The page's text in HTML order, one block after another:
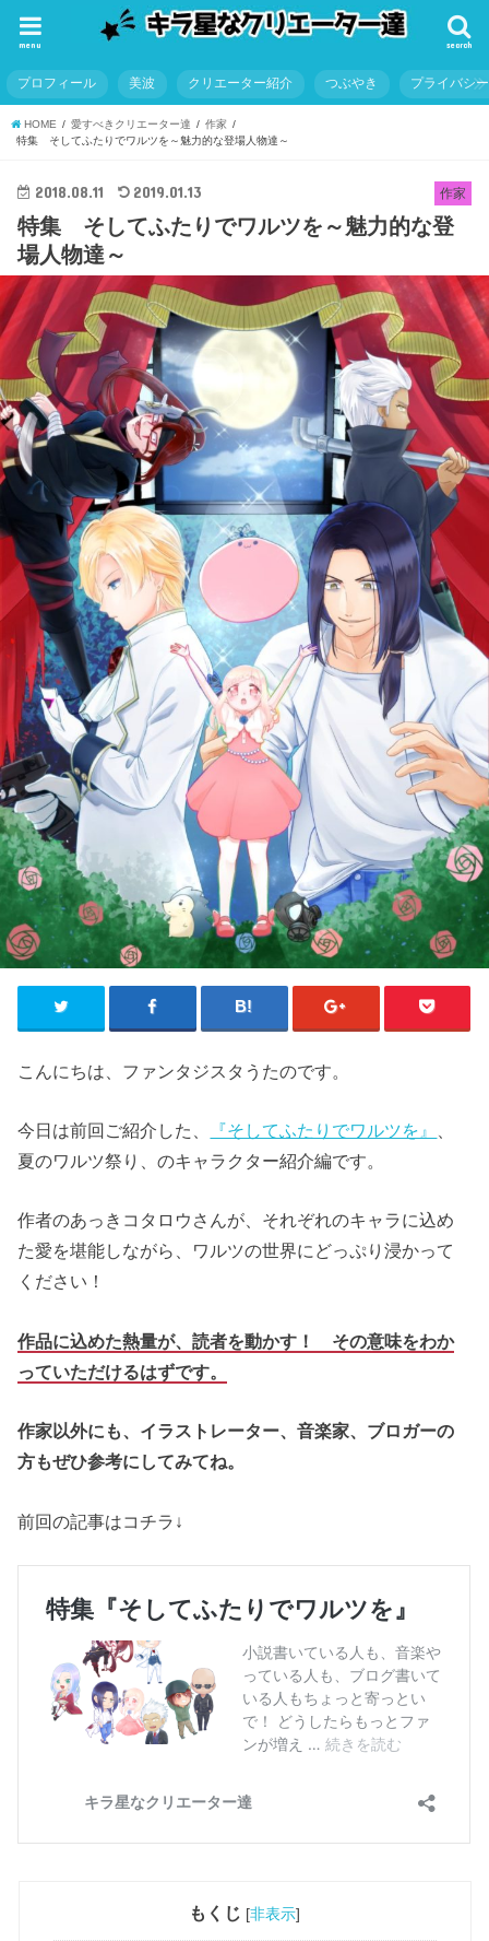
search
menu
プロフィール 美波 クリエーター紹介 つぶやき プライバシ
HOME 愛すべきクリエーター達
作家
特集 そしてふたりでワルツを～魅力的な登場人物達～
作家
2018.08.11 2019.01.13
特集 そしてふたりでワルツを～魅力的な登
場人物達～
こんにちは、ファンタジスタうたのです。
今日は前回ご紹介した、 『そしてふたりでワルツを』
夏のワルツ祭り、のキャラクター紹介編です。
作者のあっきコタロウさんが、それぞれのキャラに込め
た愛を堪能しながら、ワルツの世界にどっぷり浸かって
ください！
作品に込めた熱量が、読者を動かす！ その意味をわか
っていただけるはずです。
作家以外にも、イラストレーター、音楽家、ブロガーの
方もぜひ参考にしてみてね。
前回の記事はコチラ↓
もくじ [非表示]